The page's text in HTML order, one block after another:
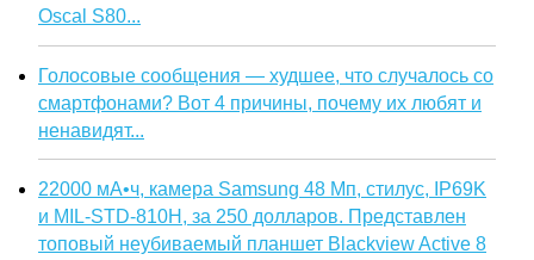
Oscal S80...
Голосовые сообщения — худшее, что случалось со
смартфонами? Вот 4 причины, почему их любят и
ненавидят...
22000 мА•ч, камера Samsung 48 Мп, стилус, IP69K
и MIL-STD-810H, за 250 долларов. Представлен
топовый неубиваемый планшет Blackview Active 8